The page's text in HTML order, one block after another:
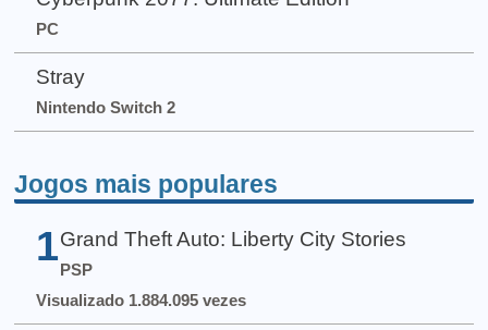
PC
Stray
Nintendo Switch 2
Jogos mais populares
1 Grand Theft Auto: Liberty City Stories
PSP
Visualizado 1.884.095 vezes